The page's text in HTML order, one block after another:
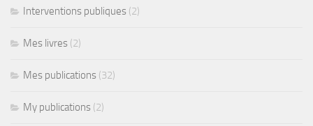
Interventions publiques (2)
Mes livres (2)
Mes publications (32)
My publications (2)